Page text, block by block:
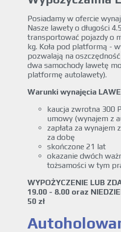
Posiadamy w ofercie
Nasze lawety o długości
transportować pojazdy o
kg. Koła pod platformą -
pozwalają na
dwa samochody lawetę
platformę autolawety).
Warunki wynajęcia
kaucja zwrotna 300
umowy (wynajem z
zapłata za wynajem
za dobę
skończone 21 lat
okazanie dwóch
tożsamości w tym
WYPOŻYCZENIE LUB
19.00 - 8.00 oraz
50 zł